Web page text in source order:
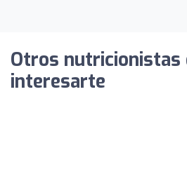
Otros nutricionistas
interesarte